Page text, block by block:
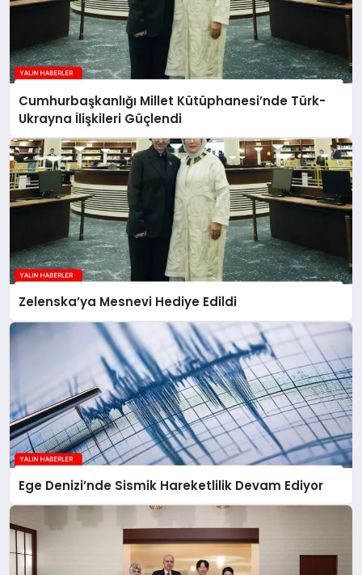
Cumhurbaşkanlığı Millet Kütüphanesi’nde Türk-
Ukrayna İlişkileri Güçlendi
Zelenska’ya Mesnevi Hediye Edildi
Ege Denizi’nde Sismik Hareketlilik Devam Ediyor